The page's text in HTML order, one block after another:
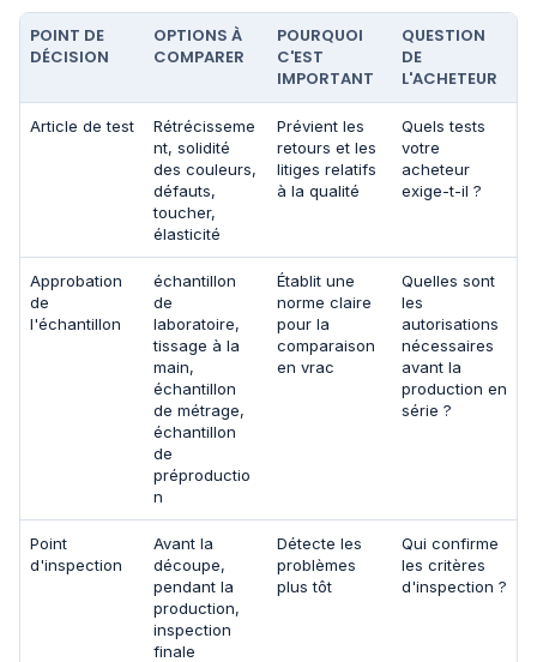
POINT DE
DÉCISION
OPTIONS À
COMPARER
POURQUOI
C'EST
IMPORTANT
QUESTION
DE
L'ACHETEUR
Article de test
Rétrécisseme
nt, solidité
des couleurs,
défauts,
toucher,
élasticité
Prévient les
retours et les
litiges relatifs
à la qualité
Quels tests
votre
acheteur
exige-t-il ?
Approbation
de
l'échantillon
échantillon
de
laboratoire,
tissage à la
main,
échantillon
de métrage,
échantillon
de
préproductio
n
Établit une
norme claire
pour la
comparaison
en vrac
Quelles sont
les
autorisations
nécessaires
avant la
production en
série ?
Point
d'inspection
Avant la
découpe,
pendant la
production,
inspection
finale
Détecte les
problèmes
plus tôt
Qui confirme
les critères
d'inspection ?